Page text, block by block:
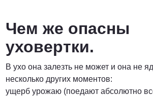
Чем же опасны
уховертки.
В ухо она залезть не может и она не
несколько других моментов:
ущерб урожаю (поедают абсолютно